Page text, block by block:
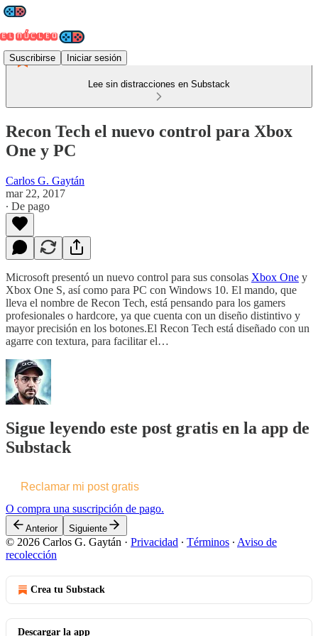
Suscribirse Iniciar sesión
Lee sin distracciones en Substack
Recon Tech el nuevo control para Xbox
One y PC
Carlos G. Gaytán
mar 22, 2017
∙ De pago
Microsoft presentó un nuevo control para sus consolas Xbox One y
Xbox One S, así como para PC con Windows 10. El mando, que
lleva el nombre de Recon Tech, está pensando para los gamers
profesionales o hardcore, ya que cuenta con un diseño distintivo y
mayor precisión en los botones.El Recon Tech está diseñado con un
agarre con textura, para facilitar el…
Sigue leyendo este post gratis en la app de
Substack
Reclamar mi post gratis
O compra una suscripción de pago.
Anterior Siguiente
© 2026 Carlos G. Gaytán · Privacidad ∙ Términos ∙ Aviso de
recolección
Crea tu Substack
Descargar la app